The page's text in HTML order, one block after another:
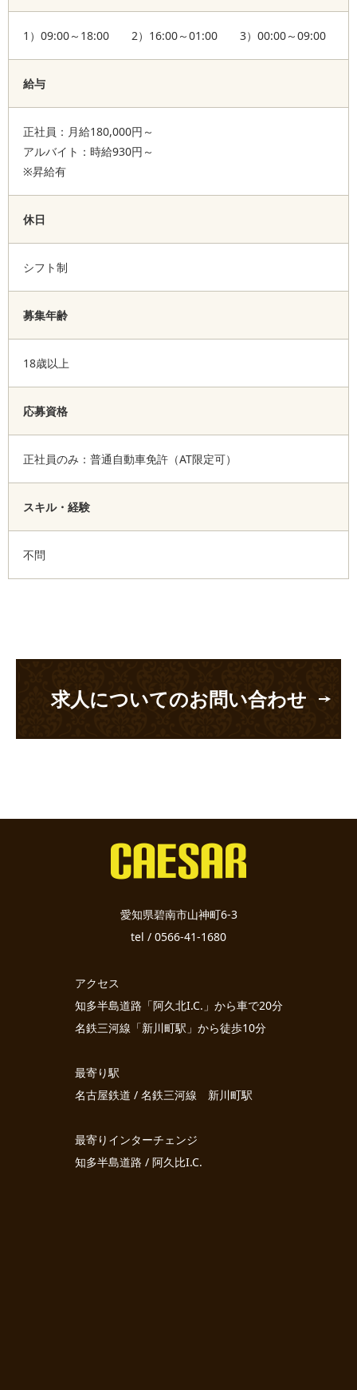
1）09:00～18:00 2）16:00～01:00 3）00:00～09:00
給与
正社員：月給180,000円～
アルバイト：時給930円～
※昇給有
休日
シフト制
募集年齢
18歳以上
応募資格
正社員のみ：普通自動車免許（AT限定可）
スキル・経験
不問
求人についてのお問い合わせ
愛知県碧南市山神町6-3
tel / 0566-41-1680
アクセス
知多半島道路「阿久北I.C.」から車で20分
名鉄三河線「新川町駅」から徒歩10分
最寄り駅
名古屋鉄道 / 名鉄三河線 新川町駅
最寄りインターチェンジ
知多半島道路 / 阿久比I.C.